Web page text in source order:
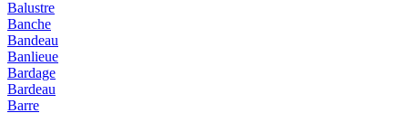
Balustre
Banche
Bandeau
Banlieue
Bardage
Bardeau
Barre